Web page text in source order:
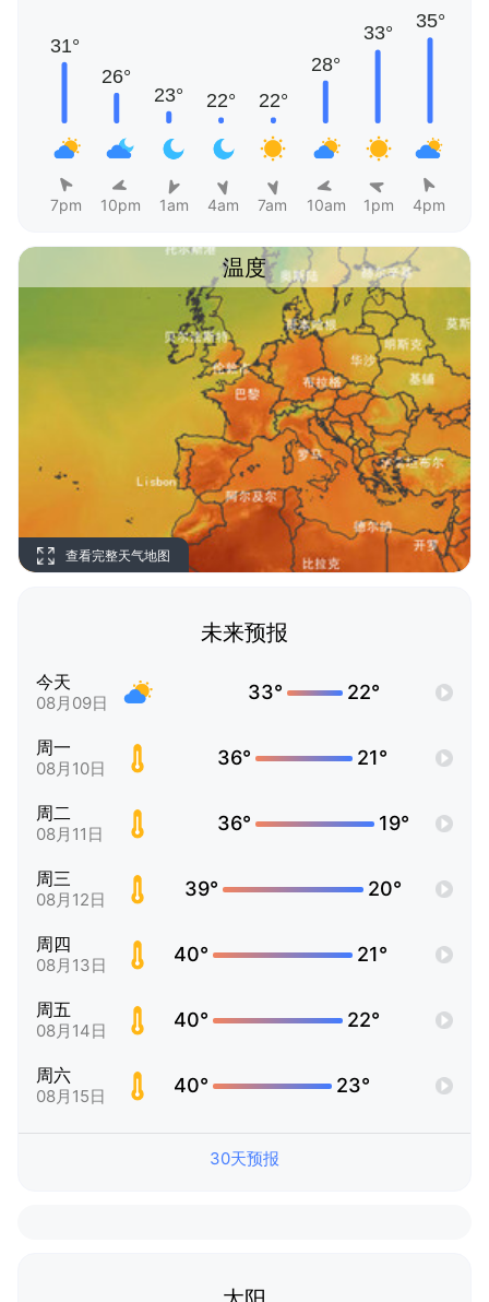
7pm 10pm 1am 4am 7am 10am 1pm 4pm
温度
查看完整天气地图
未来预报
今天
08月09日 33° 22°
周一
08月10日 36° 21°
周二
08月11日 36° 19°
周三
08月12日 39° 20°
周四
08月13日 40° 21°
周五
08月14日 40° 22°
周六
08月15日 40° 23°
30天预报